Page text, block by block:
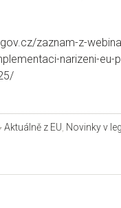
zaznam-z-
narizeni-eu-
Rubriky:
Aktuálně z EU Novinky v